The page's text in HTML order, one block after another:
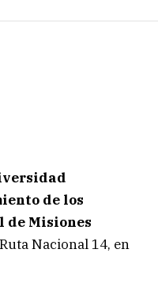
de los
de Misiones
Nacional 14, en